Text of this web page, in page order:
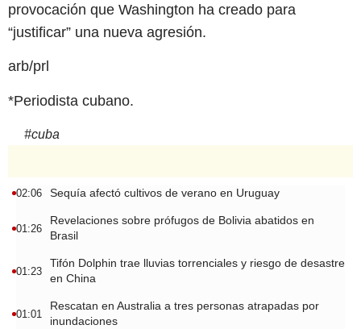
provocación que Washington ha creado para
“justificar” una nueva agresión.
arb/prl
*Periodista cubano.
#cuba
02:06 Sequía afectó cultivos de verano en Uruguay
01:26
Revelaciones sobre prófugos de Bolivia abatidos en
Brasil
01:23
Tifón Dolphin trae lluvias torrenciales y riesgo de desastre
en China
01:01
Rescatan en Australia a tres personas atrapadas por
inundaciones